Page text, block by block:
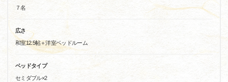
７名
広さ
和室12.5帖＋洋室ベッドルーム
ベッドタイプ
セミダブル×2